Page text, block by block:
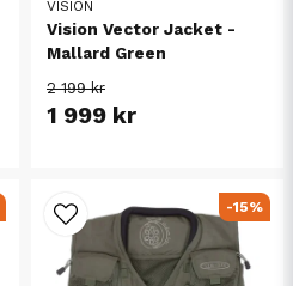
VISION
Vision Vector Jacket -
Mallard Green
2 199 kr
1 999 kr
-15%